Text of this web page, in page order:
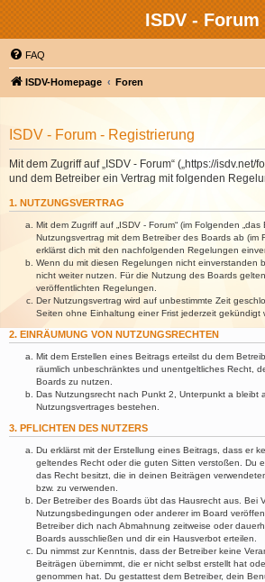
ISDV - Forum
FAQ
ISDV-Homepage Foren
ISDV - Forum - Registrierung
Mit dem Zugriff auf „ISDV - Forum“ („https://isdv.net/
und dem Betreiber ein Vertrag mit folgenden
1. NUTZUNGSVERTRAG
Mit dem Zugriff auf „ISDV - Forum“ (im Folgenden
Nutzungsvertrag mit dem Betreiber des Boards ab (im
erklärst dich mit den nachfolgenden Regelungen
Wenn du mit diesen Regelungen nicht einverstanden
nicht weiter nutzen. Für die Nutzung des Boards
veröffentlichten Regelungen.
Der Nutzungsvertrag wird auf unbestimmte Zeit
Seiten ohne Einhaltung einer Frist jederzeit gekündigt
2. EINRÄUMUNG VON NUTZUNGSRECHTEN
Mit dem Erstellen eines Beitrags erteilst du dem
räumlich unbeschränktes und unentgeltliches Recht,
Boards zu nutzen.
Das Nutzungsrecht nach Punkt 2, Unterpunkt a bleibt
Nutzungsvertrages bestehen.
3. PFLICHTEN DES NUTZERS
Du erklärst mit der Erstellung eines Beitrags, dass er
geltendes Recht oder die guten Sitten verstoßen. Du
das Recht besitzt, die in deinen Beiträgen
bzw. zu verwenden.
Der Betreiber des Boards übt das Hausrecht aus. Bei
Nutzungsbedingungen oder anderer im Board
Betreiber dich nach Abmahnung zeitweise oder
Boards ausschließen und dir ein Hausverbot erteilen.
Du nimmst zur Kenntnis, dass der Betreiber keine
Beiträgen übernimmt, die er nicht selbst erstellt hat
genommen hat. Du gestattest dem Betreiber, dein